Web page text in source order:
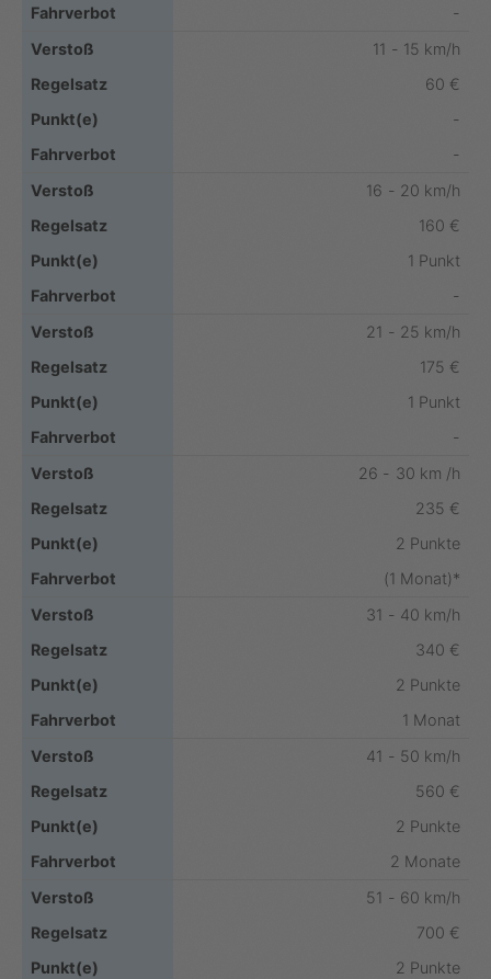
-
11 - 15 km/h
60 €
-
-
16 - 20 km/h
160 €
1 Punkt
-
21 - 25 km/h
175 €
1 Punkt
-
26 - 30 km /h
235 €
2 Punkte
(1 Monat)*
31 - 40 km/h
340 €
2 Punkte
1 Monat
41 - 50 km/h
560 €
2 Punkte
2 Monate
51 - 60 km/h
700 €
2 Punkte